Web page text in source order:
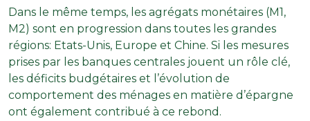
Dans le même temps, les agrégats monétaires (M1,
M2) sont en progression dans toutes les grandes
régions: Etats-Unis, Europe et Chine. Si les mesures
prises par les banques centrales jouent un rôle clé,
les déficits budgétaires et l’évolution de
comportement des ménages en matière d’épargne
ont également contribué à ce rebond.